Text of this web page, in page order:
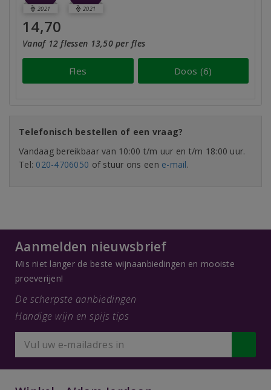
2021 2021
14,70
Vanaf 12 flessen 13,50 per fles
Fles Doos (6)
Telefonisch bestellen of een vraag?
Vandaag bereikbaar van 10:00 t/m uur en t/m 18:00 uur.
Tel: 020-4706050 of stuur ons een e-mail.
Aanmelden nieuwsbrief
Mis niet langer de beste wijnaanbiedingen en mooiste
proeverijen!
De scherpste aanbiedingen
Handige wijn en spijs tips